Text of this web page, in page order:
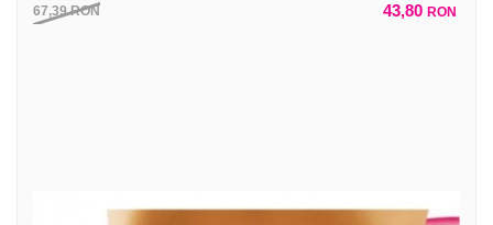
67,39RON 43,80 RON